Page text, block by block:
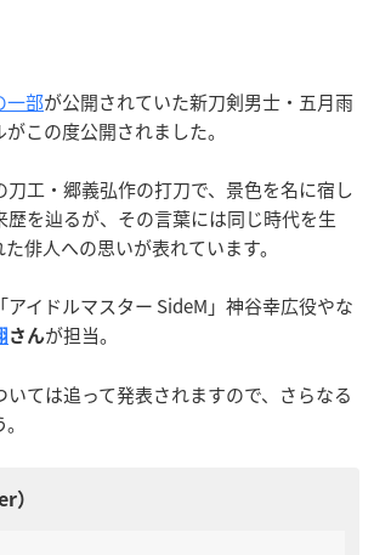
一部が公開されていた新刀剣男士・五月雨
この度公開されました。
刀工・郷義弘作の打刀で、景色を名に宿し
歴を辿るが、その言葉には同じ時代を生
俳人への思いが表れています。
アイドルマスター SideM」神谷幸広役やな
さんが担当。
ては追って発表されますので、さらなる